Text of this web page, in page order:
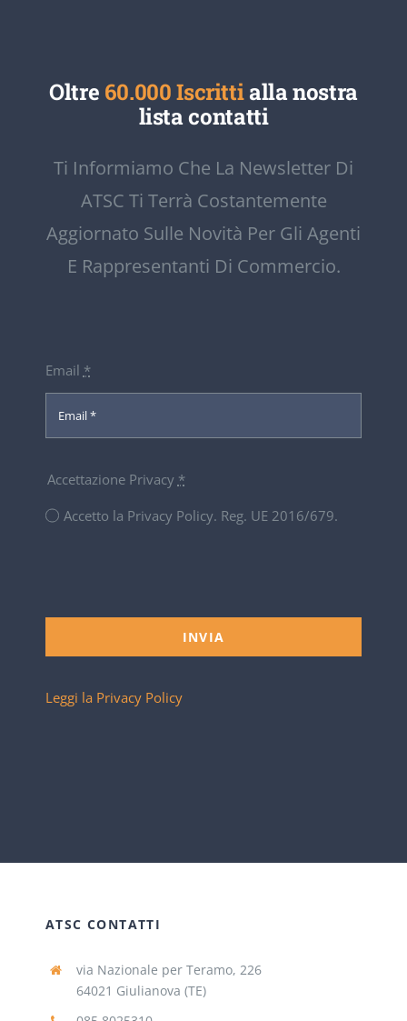
Oltre 60.000 Iscrittialla nostra
lista contatti
Ti Informiamo Che La Newsletter Di
ATSC Ti Terrà Costantemente
Aggiornato Sulle Novità Per Gli Agenti
E Rappresentanti Di Commercio.
Email *
Accettazione Privacy *
Accetto la Privacy Policy. Reg. UE 2016/679.
INVIA
Leggi la Privacy Policy
ATSC CONTATTI
via Nazionale per Teramo, 226
64021 Giulianova (TE)